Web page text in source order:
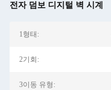
전자 덤보 디지털 벽 시계
1형태:
2기회:
3이동 유형: